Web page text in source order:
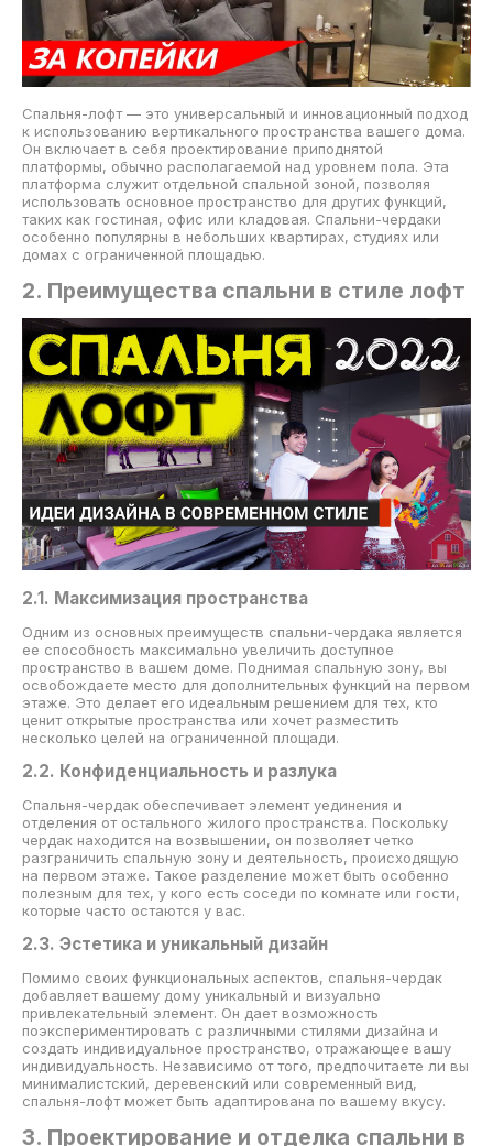
Спальня-лофт — это универсальный и инновационный подход
к использованию вертикального пространства вашего дома.
Он включает в себя проектирование приподнятой
платформы, обычно располагаемой над уровнем пола. Эта
платформа служит отдельной спальной зоной, позволяя
использовать основное пространство для других функций,
таких как гостиная, офис или кладовая. Спальни-чердаки
особенно популярны в небольших квартирах, студиях или
домах с ограниченной площадью.
2. Преимущества спальни в стиле лофт
2.1. Максимизация пространства
Одним из основных преимуществ спальни-чердака является
ее способность максимально увеличить доступное
пространство в вашем доме. Поднимая спальную зону, вы
освобождаете место для дополнительных функций на первом
этаже. Это делает его идеальным решением для тех, кто
ценит открытые пространства или хочет разместить
несколько целей на ограниченной площади.
2.2. Конфиденциальность и разлука
Спальня-чердак обеспечивает элемент уединения и
отделения от остального жилого пространства. Поскольку
чердак находится на возвышении, он позволяет четко
разграничить спальную зону и деятельность, происходящую
на первом этаже. Такое разделение может быть особенно
полезным для тех, у кого есть соседи по комнате или гости,
которые часто остаются у вас.
2.3. Эстетика и уникальный дизайн
Помимо своих функциональных аспектов, спальня-чердак
добавляет вашему дому уникальный и визуально
привлекательный элемент. Он дает возможность
поэкспериментировать с различными стилями дизайна и
создать индивидуальное пространство, отражающее вашу
индивидуальность. Независимо от того, предпочитаете ли вы
минималистский, деревенский или современный вид,
спальня-лофт может быть адаптирована по вашему вкусу.
3. Проектирование и отделка спальни в